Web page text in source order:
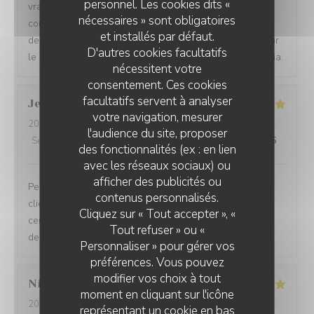
personnel. Les cookies dits «
nécessaires » sont obligatoires
et installés par défaut.
D'autres cookies facultatifs
nécessitent votre
consentement. Ces cookies
facultatifs servent à analyser
votre navigation, mesurer
l'audience du site, proposer
des fonctionnalités (ex : en lien
avec les réseaux sociaux) ou
afficher des publicités ou
contenus personnalisés.
Cliquez sur « Tout accepter », «
Tout refuser » ou «
Personnaliser » pour gérer vos
préférences. Vous pouvez
modifier vos choix à tout
moment en cliquant sur l'icône
représentant un cookie en bas
vraiment délicieuse. Mes amis (des locaux qui ne
connaissaient pas le restaurant) ont fait une vraie
decouverte et ils reviendront. Une mention speciale pour
le service tres souriant (sincere) et serviable. Merci Sonia.
Jean Jacques B
2026-08-05
- 12:30 - Couverts 2
Service
Ambiance:5 /5 Cuisine : 5/5 Qualité / Prix /5
Personnels très compétents service très à l’écoute des
clients on se sent pas du tout oppressé comme dans
certains restaurants et le menu très bon de l’entrée au
dessert
Nicole
2026-08-05
- 12:15 - Couverts 3